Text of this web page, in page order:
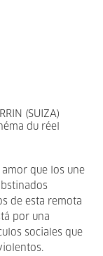
(SUIZA)
du réel
que los une
de esta remota
por una
sociales que